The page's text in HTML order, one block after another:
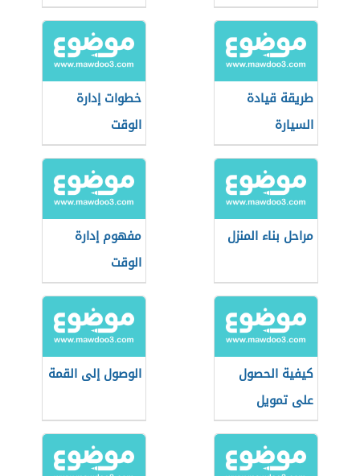
طريقة قيادة
السيارة
خطوات إدارة
الوقت
مراحل بناء المنزل
مفهوم إدارة
الوقت
كيفية الحصول
على تمويل
مشروع
الوصول إلى القمة